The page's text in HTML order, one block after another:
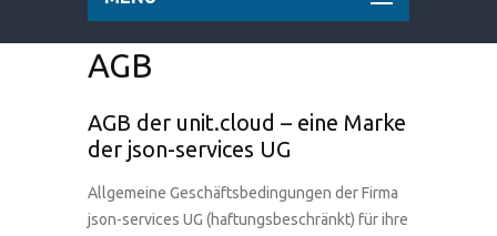
AGB
AGB der unit.cloud – eine Marke
der json-services UG
Allgemeine Geschäftsbedingungen der Firma
json-services UG (haftungsbeschränkt) für ihre